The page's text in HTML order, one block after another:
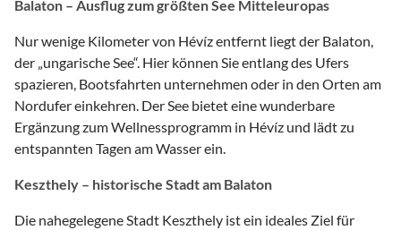
Balaton – Ausflug zum größten See Mitteleuropas
Nur wenige Kilometer von Hévíz entfernt liegt der Balaton,
der „ungarische See“. Hier können Sie entlang des Ufers
spazieren, Bootsfahrten unternehmen oder in den Orten am
Nordufer einkehren. Der See bietet eine wunderbare
Ergänzung zum Wellnessprogramm in Hévíz und lädt zu
entspannten Tagen am Wasser ein.
Keszthely – historische Stadt am Balaton
Die nahegelegene Stadt Keszthely ist ein ideales Ziel für